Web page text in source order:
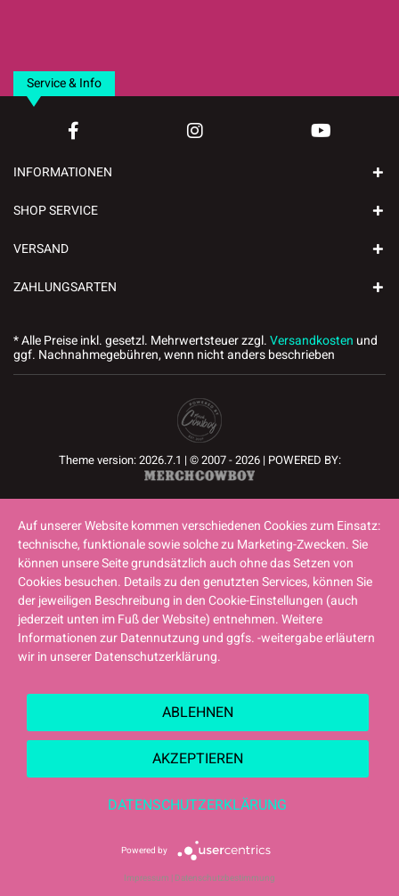
Service & Info
INFORMATIONEN
SHOP SERVICE
VERSAND
ZAHLUNGSARTEN
* Alle Preise inkl. gesetzl. Mehrwertsteuer zzgl.Versandkosten und
ggf. Nachnahmegebühren, wenn nicht anders beschrieben
Theme version: 2026.7.1 | © 2007 - 2026 | POWERED BY:
Auf unserer Website kommen verschiedenen Cookies zum Einsatz:
technische, funktionale sowie solche zu Marketing-Zwecken. Sie
können unsere Seite grundsätzlich auch ohne das Setzen von
Cookies besuchen. Details zu den genutzten Services, können Sie
der jeweiligen Beschreibung in den Cookie-Einstellungen (auch
jederzeit unten im Fuß der Website) entnehmen. Weitere
Informationen zur Datennutzung und ggfs. -weitergabe erläutern
wir in unserer Datenschutzerklärung.
ABLEHNEN
AKZEPTIEREN
DATENSCHUTZERKLÄRUNG
Powered by
Impressum | Datenschutzbestimmung